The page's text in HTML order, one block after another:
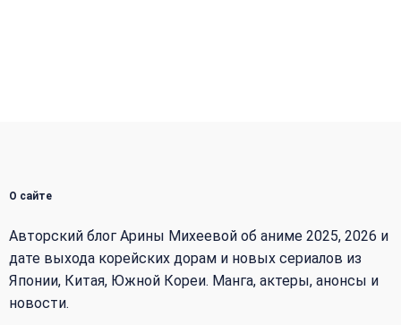
О сайте
Авторский блог Арины Михеевой об аниме 2025, 2026 и
дате выхода корейских дорам и новых сериалов из
Японии, Китая, Южной Кореи. Манга, актеры, анонсы и
новости.